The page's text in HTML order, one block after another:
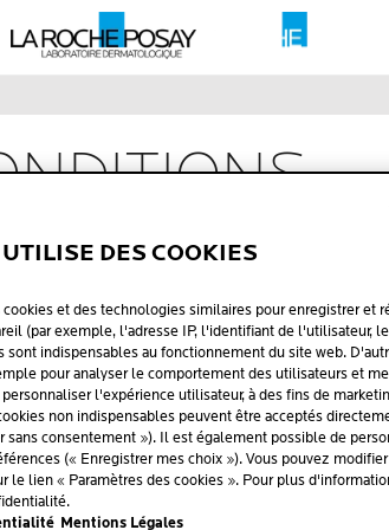
DES COOKIES
et des technologies similaires pour enregistrer et
(par exemple, l'adresse IP, l'identifiant de l'utilisateur,
sont indispensables au fonctionnement du site web.
pour analyser le comportement des utilisateurs et
l'expérience utilisateur, à des fins de
non indispensables peuvent être acceptés
sans consentement »). Il est également possible de
(« Enregistrer mes choix »). Vous pouvez
le lien « Paramètres des cookies ». Pour plus
Mentions Légales